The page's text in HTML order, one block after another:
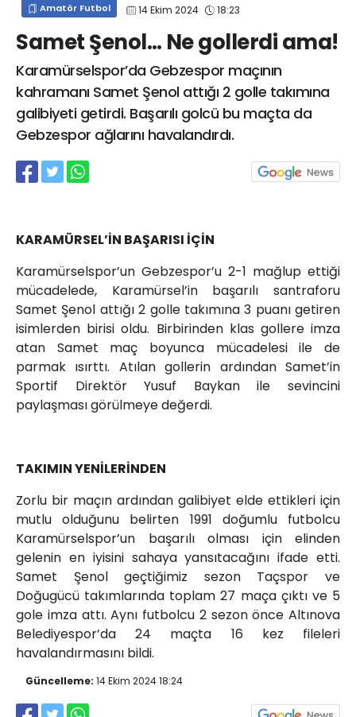
Amatör Futbol 14 Ekim 2024 18:23
Samet Şenol… Ne gollerdi ama!
Karamürselspor’da Gebzespor maçının
kahramanı Samet Şenol attığı 2 golle takımına
galibiyeti getirdi. Başarılı golcü bu maçta da
Gebzespor ağlarını havalandırdı.
KARAMÜRSEL’İN BAŞARISI İÇİN
Karamürselspor’un Gebzespor’u 2-1 mağlup ettiği
mücadelede, Karamürsel’in başarılı santraforu
Samet Şenol attığı 2 golle takımına 3 puanı getiren
isimlerden birisi oldu. Birbirinden klas gollere imza
atan Samet maç boyunca mücadelesi ile de
parmak ısırttı. Atılan gollerin ardından Samet’in
Sportif Direktör Yusuf Baykan ile sevincini
paylaşması görülmeye değerdi.
TAKIMIN YENİLERİNDEN
Zorlu bir maçın ardından galibiyet elde ettikleri için
mutlu olduğunu belirten 1991 doğumlu futbolcu
Karamürselspor’un başarılı olması için elinden
gelenin en iyisini sahaya yansıtacağını ifade etti.
Samet Şenol geçtiğimiz sezon Taçspor ve
Doğugücü takımlarında toplam 27 maça çıktı ve 5
gole imza attı. Aynı futbolcu 2 sezon önce Altınova
Belediyespor’da 24 maçta 16 kez fileleri
havalandırmasını bildi.
Güncelleme: 14 Ekim 2024 18:24
info@spor41.com